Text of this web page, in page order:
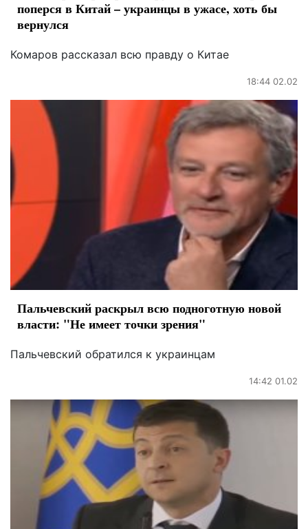
поперся в Китай – украинцы в ужасе, хоть бы
вернулся
Комаров рассказал всю правду о Китае
18:44 02.02
Пальчевский раскрыл всю подноготную новой
власти: "Не имеет точки зрения"
Пальчевский обратился к украинцам
14:42 01.02